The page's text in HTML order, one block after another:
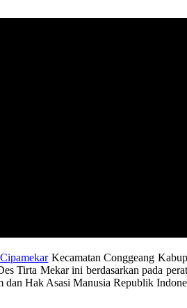
Kecamatan Conggeang
Tirta Mekar ini berdasarkan pada
Hak Asasi Manusia Republik